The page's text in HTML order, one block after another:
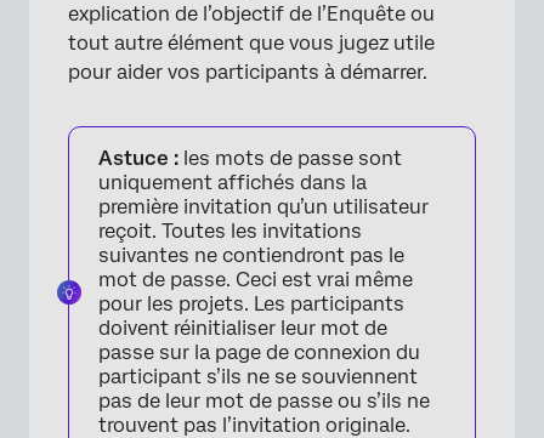
explication de l’objectif de l’Enquête ou
tout autre élément que vous jugez utile
pour aider vos participants à démarrer.
Astuce : les mots de passe sont
uniquement affichés dans la
première invitation qu’un utilisateur
reçoit. Toutes les invitations
suivantes ne contiendront pas le
mot de passe. Ceci est vrai même
pour les projets. Les participants
doivent réinitialiser leur mot de
passe sur la page de connexion du
participant s’ils ne se souviennent
pas de leur mot de passe ou s’ils ne
trouvent pas l’invitation originale.